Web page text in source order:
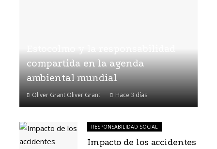
compartida en la agenda
ambiental mundial
Oliver Grant Oliver Grant Hace 3 días
RESPONSABILIDAD SOCIAL
Impacto de los accidentes